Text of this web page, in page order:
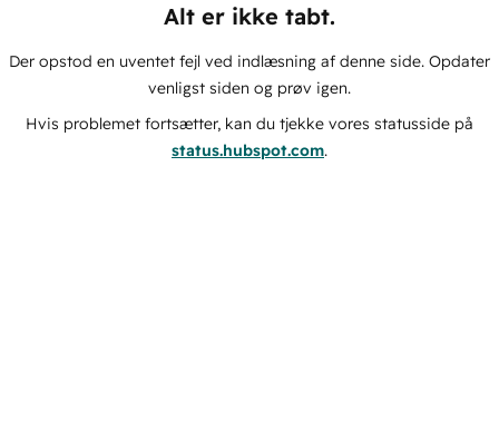
Alt er ikke tabt.
Der opstod en uventet fejl ved indlæsning af denne side. Opdater
venligst siden og prøv igen.
Hvis problemet fortsætter, kan du tjekke vores statusside på
status.hubspot.com.